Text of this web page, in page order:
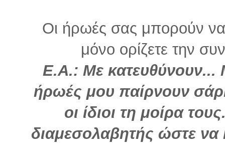
Οι ήρωές σας μπορούν να
μόνο ορίζετε την
Ε.Α.: Με κατευθύνουν...
ήρωές μου παίρνουν
οι ίδιοι τη μοίρα
διαμεσολαβητής ώστε